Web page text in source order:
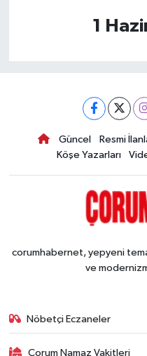
1
Güncel Resmi
Köşe Yazarları
corumhabernet, yepyeni
ve
Nöbetçi Eczaneler
Çorum Namaz Vakitleri